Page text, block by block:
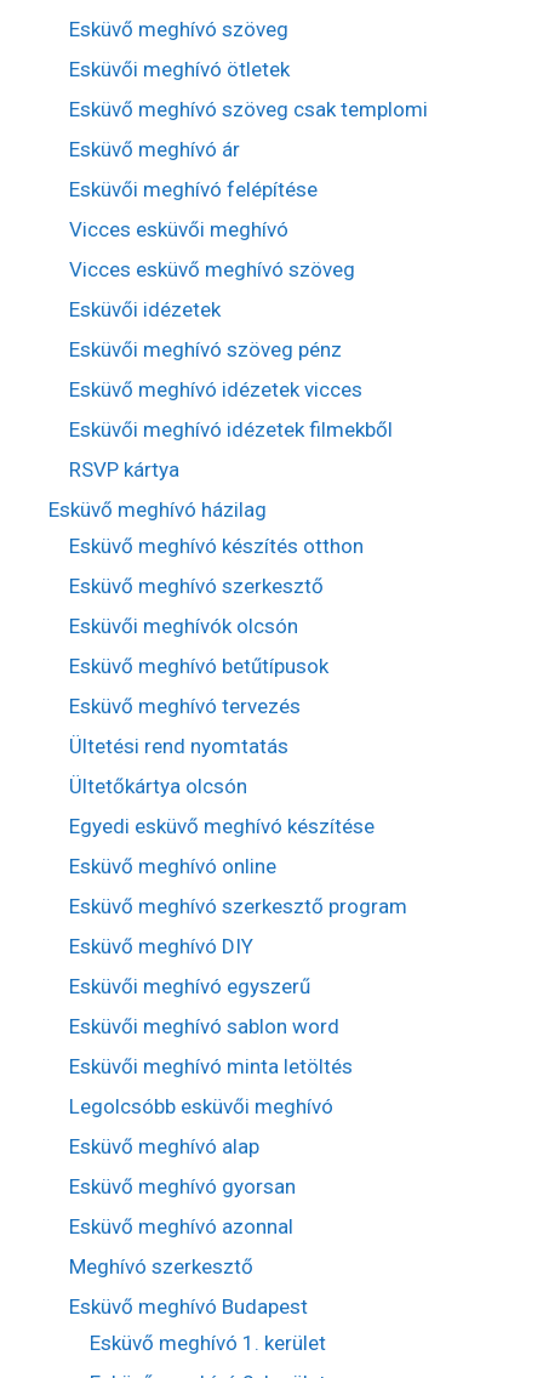
Esküvő meghívó szöveg
Esküvői meghívó ötletek
Esküvő meghívó szöveg csak templomi
Esküvő meghívó ár
Esküvői meghívó felépítése
Vicces esküvői meghívó
Vicces esküvő meghívó szöveg
Esküvői idézetek
Esküvői meghívó szöveg pénz
Esküvő meghívó idézetek vicces
Esküvői meghívó idézetek filmekből
RSVP kártya
Esküvő meghívó házilag
Esküvő meghívó készítés otthon
Esküvő meghívó szerkesztő
Esküvői meghívók olcsón
Esküvő meghívó betűtípusok
Esküvő meghívó tervezés
Ültetési rend nyomtatás
Ültetőkártya olcsón
Egyedi esküvő meghívó készítése
Esküvő meghívó online
Esküvő meghívó szerkesztő program
Esküvő meghívó DIY
Esküvői meghívó egyszerű
Esküvői meghívó sablon word
Esküvői meghívó minta letöltés
Legolcsóbb esküvői meghívó
Esküvő meghívó alap
Esküvő meghívó gyorsan
Esküvő meghívó azonnal
Meghívó szerkesztő
Esküvő meghívó Budapest
Esküvő meghívó 1. kerület